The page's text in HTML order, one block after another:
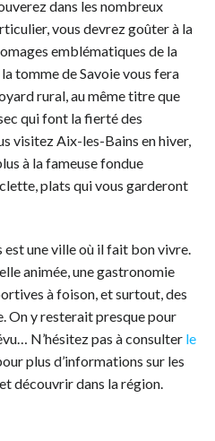
dans les nombreux
vous devrez goûter à la
emblématiques de la
tomme de Savoie vous fera
rural, au même titre que
qui font la fierté des
visitez Aix-les-Bains en hiver,
à la fameuse fondue
plats qui vous garderont
une ville où il fait bon vivre.
animée, une gastronomie
à foison, et surtout, des
On y resterait presque pour
N’hésitez pas à consulter le
plus d’informations sur les
découvrir dans la région.